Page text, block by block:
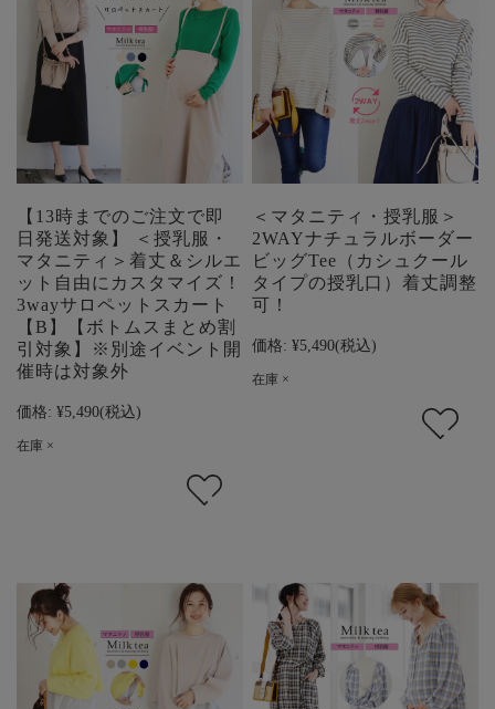
【13時までのご注文で即
日発送対象】 ＜授乳服・
マタニティ＞着丈＆シルエ
ット自由にカスタマイズ！
3wayサロペットスカート
【B】【ボトムスまとめ割
引対象】※別途イベント開
催時は対象外
価格: ¥5,490(税込)
在庫 ×
＜マタニティ・授乳服＞
2WAYナチュラルボーダー
ビッグTee（カシュクール
タイプの授乳口）着丈調整
可！
価格: ¥5,490(税込)
在庫 ×